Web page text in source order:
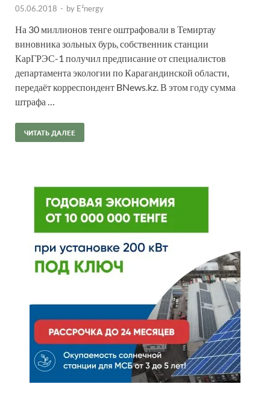
05.06.2018 - by E²nergy
На 30 миллионов тенге оштрафовали в Темиртау
виновника зольных бурь, собственник станции
КарГРЭС-1 получил предписание от специалистов
департамента экологии по Карагандинской области,
передаёт корреспондент BNews.kz. В этом году сумма
штрафа …
ЧИТАТЬ ДАЛЕЕ